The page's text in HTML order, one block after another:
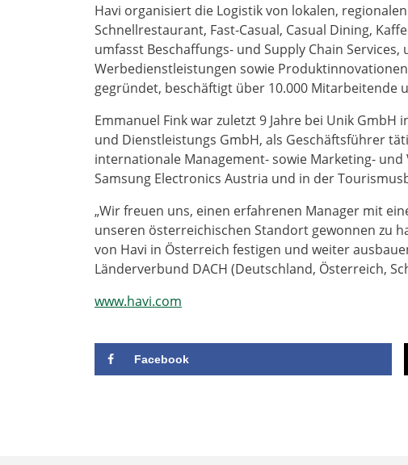
Havi organisiert die Logistik von lokalen,
Schnellrestaurant, Fast-Casual, Casual Dining,
umfasst Beschaffungs- und Supply Chain
Werbedienstleistungen sowie
gegründet, beschäftigt über 10.000 Mitarbeitende
Emmanuel Fink war zuletzt 9 Jahre bei Unik GmbH
und Dienstleistungs GmbH, als Geschäftsführer
internationale Management- sowie Marketing-
Samsung Electronics Austria und in der
„Wir freuen uns, einen erfahrenen Manager mit
unseren österreichischen Standort gewonnen zu
von Havi in Österreich festigen und weiter
Länderverbund DACH (Deutschland, Österreich,
www.havi.com
Facebook